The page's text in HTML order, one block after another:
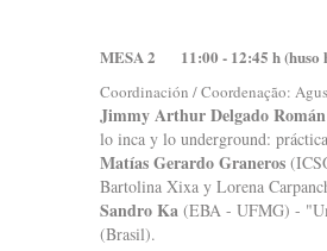
MESA 2 11:00 - 12:45 h (huso
Coordinación / Coordenação:
Jimmy Arthur Delgado Román
lo inca y lo underground:
Matías Gerardo Graneros
Bartolina Xixa y Lorena
Sandro Ka (EBA - UFMG) -
(Brasil).